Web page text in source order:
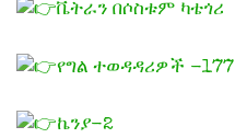
ቬትራን በሶስቱም ካቴጎሪ
የግል ተወዳዳሪዎች -177
ኬንያ-2